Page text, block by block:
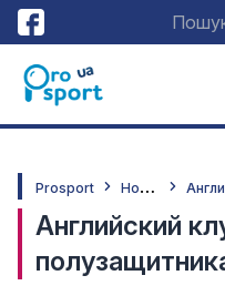
Prosport Н
овини
Английский